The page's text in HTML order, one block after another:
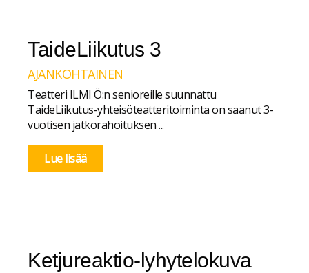
TaideLiikutus 3
AJANKOHTAINEN
Teatteri ILMI Ö:n senioreille suunnattu
TaideLiikutus-yhteisöteatteritoiminta on saanut 3-
vuotisen jatkorahoituksen ...
Lue lisää
Ketjureaktio-lyhytelokuva